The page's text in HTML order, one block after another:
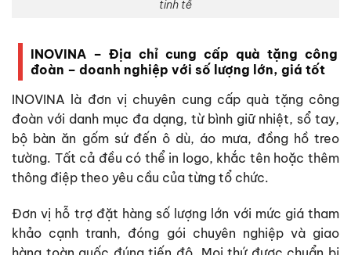
tinh tế
INOVINA – Địa chỉ cung cấp quà tặng công
đoàn – doanh nghiệp với số lượng lớn, giá tốt
INOVINA là đơn vị chuyên cung cấp quà tặng công
đoàn với danh mục đa dạng, từ bình giữ nhiệt, sổ tay,
bộ bàn ăn gốm sứ đến ô dù, áo mưa, đồng hồ treo
tường. Tất cả đều có thể in logo, khắc tên hoặc thêm
thông điệp theo yêu cầu của từng tổ chức.
Đơn vị hỗ trợ đặt hàng số lượng lớn với mức giá tham
khảo cạnh tranh, đóng gói chuyên nghiệp và giao